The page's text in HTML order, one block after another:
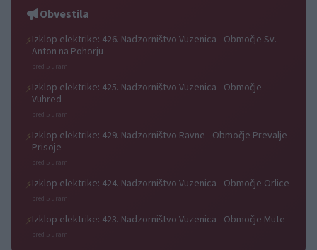
Obvestila
⚡Izklop elektrike: 426. Nadzorništvo Vuzenica - Območje Sv.
Anton na Pohorju
pred 5 urami
⚡Izklop elektrike: 425. Nadzorništvo Vuzenica - Območje
Vuhred
pred 5 urami
⚡Izklop elektrike: 429. Nadzorništvo Ravne - Območje Prevalje
Prisoje
pred 5 urami
⚡Izklop elektrike: 424. Nadzorništvo Vuzenica - Območje Orlice
pred 5 urami
⚡Izklop elektrike: 423. Nadzorništvo Vuzenica - Območje Mute
pred 5 urami